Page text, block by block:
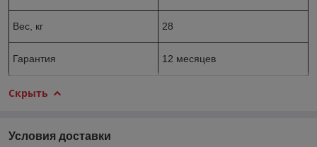
Вес, кг 28
Гарантия 12 месяцев
Скрыть
Условия доставки